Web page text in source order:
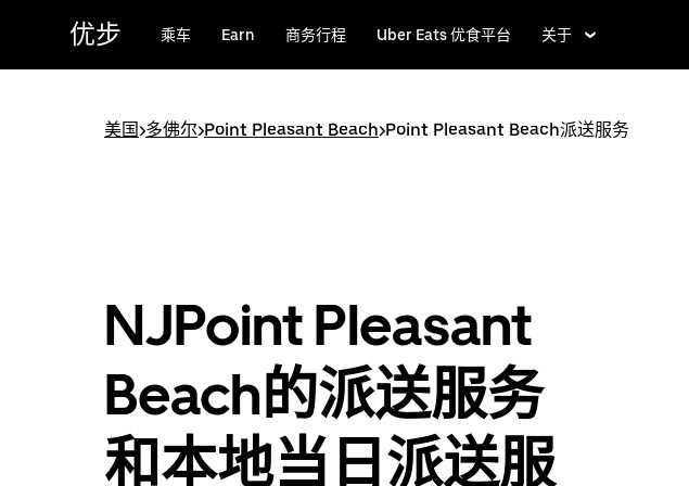
优步 乘车 Earn 商务行程 Uber Eats 优食平台 关于
美国>多佛尔>Point Pleasant Beach>Point Pleasant Beach派送服务
NJPoint Pleasant
Beach的派送服务
和本地当日派送服